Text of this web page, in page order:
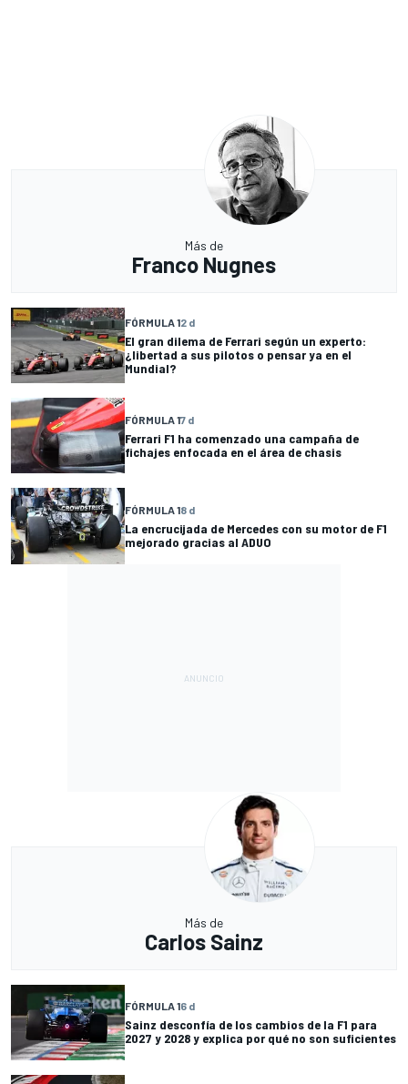
Más de
Franco Nugnes
FÓRMULA 12 d
El gran dilema de Ferrari según un experto:
¿libertad a sus pilotos o pensar ya en el
Mundial?
FÓRMULA 17 d
Ferrari F1 ha comenzado una campaña de
fichajes enfocada en el área de chasis
FÓRMULA 18 d
La encrucijada de Mercedes con su motor de F1
mejorado gracias al ADUO
Más de
Carlos Sainz
FÓRMULA 16 d
Sainz desconfía de los cambios de la F1 para
2027 y 2028 y explica por qué no son suficientes